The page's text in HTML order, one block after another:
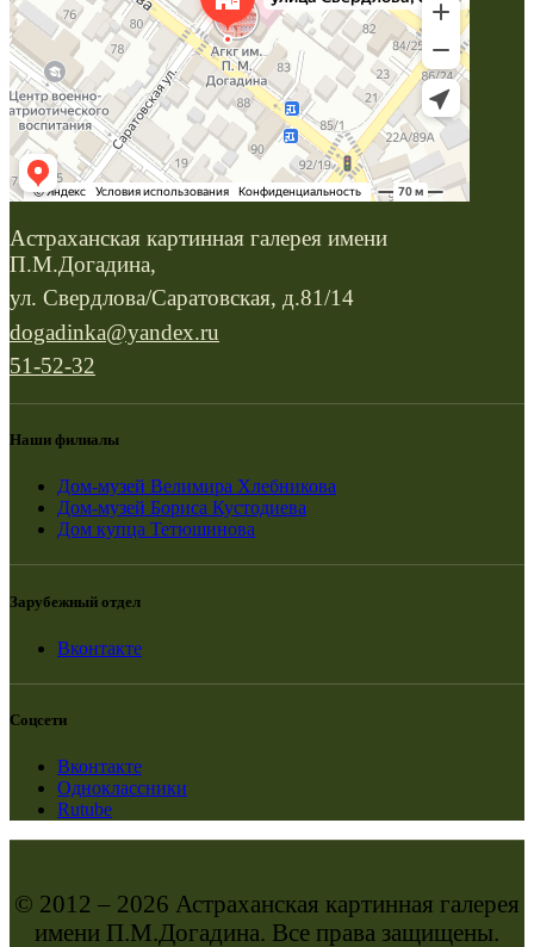
Астраханская картинная галерея имени
П.М.Догадина,
ул. Свердлова/Саратовская, д.81/14
dogadinka@yandex.ru
51-52-32
Наши филиалы
Дом-музей Велимира Хлебникова
Дом-музей Бориса Кустодиева
Дом купца Тетюшинова
Зарубежный отдел
Вконтакте
Соцсети
Вконтакте
Одноклассники
Rutube
© 2012 – 2026 Астраханская картинная галерея
имени П.М.Догадина. Все права защищены.